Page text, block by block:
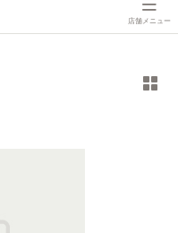
店舗メニュー